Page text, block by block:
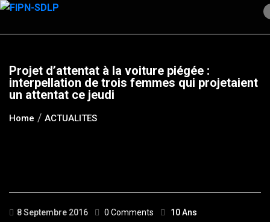
Skip
content
Projet d’attentat à la voiture piégée :
interpellation de trois femmes qui projetaient
un attentat ce jeudi
Home ACTUALITES
8 Septembre 2016 0 Comments
10 Ans